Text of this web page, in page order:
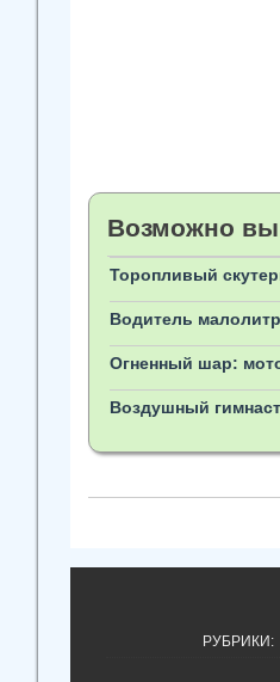
Возможно вы
Торопливый
Водитель
Огненный шар:
Воздушный
РУБРИКИ: